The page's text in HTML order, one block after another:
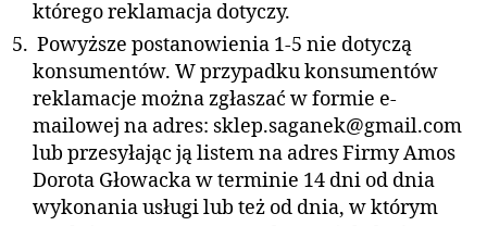
którego reklamacja dotyczy.
Powyższe postanowienia 1-5 nie dotyczą
konsumentów. W przypadku konsumentów
reklamacje można zgłaszać w formie e-
mailowej na adres: sklep.saganek@gmail.com
lub przesyłając ją listem na adres Firmy Amos
Dorota Głowacka w terminie 14 dni od dnia
wykonania usługi lub też od dnia, w którym